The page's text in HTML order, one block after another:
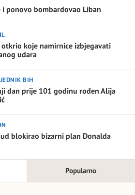
ponovo bombardovao Liban
koje namirnice izbjegavati
udara
BIH
dan prije 101 godinu rođen Alija
blokirao bizarni plan Donalda
Popularno